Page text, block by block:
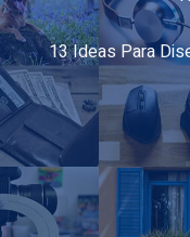
13 Ideas Para